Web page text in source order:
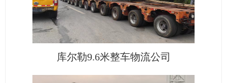
库尔勒9.6米整车物流公司